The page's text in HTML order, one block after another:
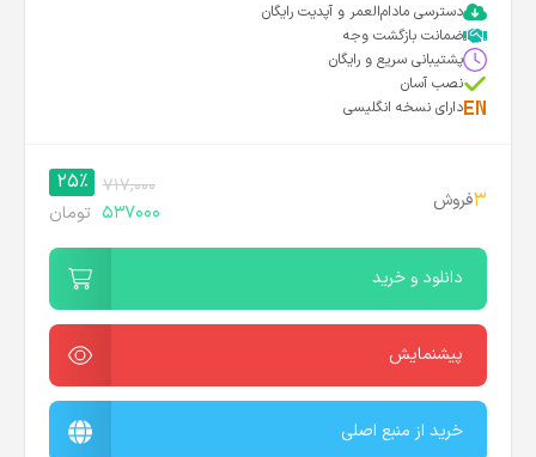
دسترسی مادام‌العمر و آپدیت رایگان
ضمانت بازگشت وجه
پشتیبانی سریع و رایگان
نصب آسان
دارای نسخه انگلیسی
3فروش
717,000
25%
537000 تومان
دانلود و خرید
پیشنمایش
خرید از منبع اصلی